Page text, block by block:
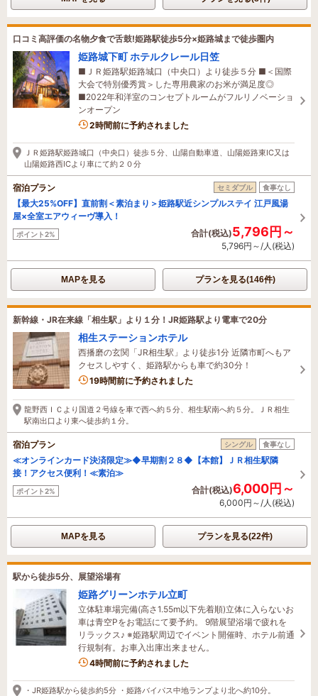
口コミ高評価の名物夕食で舌鼓!姫路駅徒歩5分×姫路城まで徒歩圏内
姫路城下町 ホテルクレール日笠
■ＪＲ姫路駅姫路城口（中央口）より徒歩５分 ■＜国際
大会で特別優秀賞＞した専用農家のお米が満足度◎
■2022年和洋室のコンセプトルームがフルリノベーショ
ンオープン
3名がこの宿を見ています
2時間前に予約されました
ＪＲ姫路駅姫路城口（中央口）徒歩５分、山陽自動車道、山陽姫路東IC又は
山陽姫路西ICより車にて約２０分
宿泊プラン セミダブル 食事なし
【最大25%OFF】直前割＜素泊まり＞姫路駅近シンプルステイ 江戸風湯
屋×全室エアウィーヴ導入！
ポイント2% 合計(税込)5,796円～
5,796円～/人(税込)
MAPを見る プランを見る(146件)
新幹線・JR在来線「相生駅」より１分！JR姫路駅より電車で20分
相生ステーションホテル
西播磨の玄関「JR相生駅」より徒歩1分 近隣市町へもア
クセスしやすく、姫路駅からも車で約30分！
19時間前に予約されました
龍野西ＩＣより国道２号線を車で西へ約５分、相生駅南へ約５分。ＪＲ相生
駅南出口より東へ徒歩約１分。
宿泊プラン シングル 食事なし
≪オンラインカード決済限定≫◆早期割２８◆【本館】ＪＲ相生駅隣
接！アクセス便利！≪素泊≫
ポイント2% 合計(税込)6,000円～
6,000円～/人(税込)
MAPを見る プランを見る(22件)
駅から徒歩5分、展望浴場有
姫路グリーンホテル立町
立体駐車場完備(高さ1.55m以下先着順)立体に入らないお
車は青空Pをお電話にて要予約。 9階展望浴場で疲れを
リラックス♪ ※姫路駅周辺でイベント開催時、ホテル前通
行規制有。お車入出庫出来ません。
1名がこの宿を見ています
4時間前に予約されました
・JR姫路駅から徒歩約5分 ・姫路バイパス中地ランプより北へ約10分。